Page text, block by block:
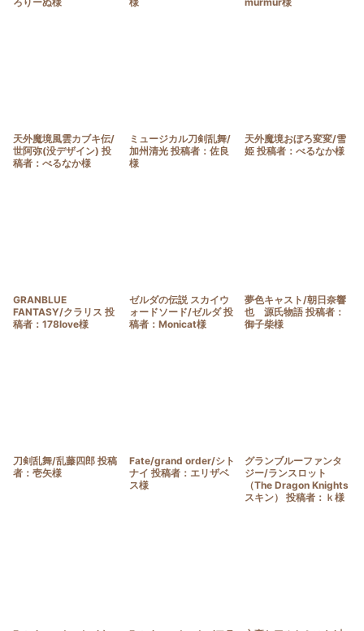
天外魔境風雲カブキ伝/
世阿弥(没デザイン) 投
稿者：べるなか様
ミュージカル刀剣乱舞/
加州清光 投稿者：佐良
様
天外魔境おぼろ変変/雪
姫 投稿者：べるなか様
GRANBLUE
FANTASY/クラリス 投
稿者：178love様
ゼルダの伝説 スカイウ
ォードソード/ゼルダ 投
稿者：Monicat様
夢色キャスト/朝日奈響
也 源氏物語 投稿者：
御子柴様
刀剣乱舞/乱藤四郎 投稿
者：壱矢様
Fate/grand order/シト
ナイ 投稿者：エリザベ
ス様
グランブルーファンタ
ジー/ランスロット
（The Dragon Knights
スキン） 投稿者：ｋ様